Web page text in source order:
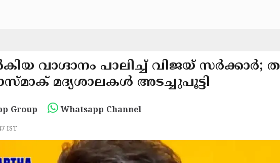
വാഗ്ദാനം പാലിച്ച് വിജയ് സർക്കാർ; ത
ടാസ്മാക് മദ്യശാലകൾ അടച്ചുപൂട്ടി
Group Whatsapp Channel
IST